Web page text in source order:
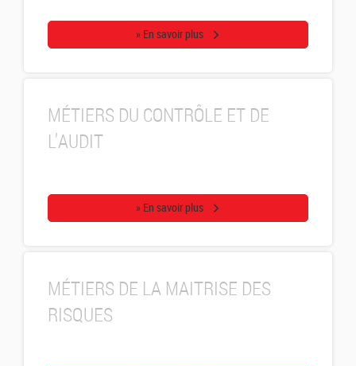
» En savoir plus
MÉTIERS DU CONTRÔLE ET DE
L'AUDIT
» En savoir plus
MÉTIERS DE LA MAITRISE DES
RISQUES